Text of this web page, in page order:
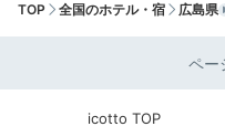
TOP 全国のホテル・宿 広島県
ペー
icotto TOP